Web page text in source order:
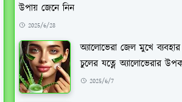
উপায় জেনে নিন
2025/6/28
অ্যালোভেরা জেল মুখে
চুলের যত্নে অ্যালোভেরার
2025/6/7